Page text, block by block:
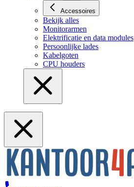
Accessoires
Bekijk alles
Monitorarmen
Elektrificatie en data modules
Persoonlijke lades
Kabelgoten
CPU houders